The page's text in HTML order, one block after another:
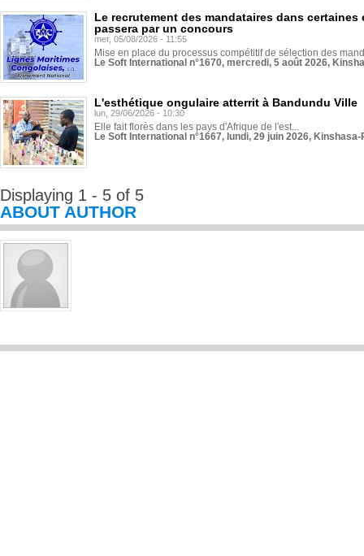
Le recrutement des mandataires dans
passera par un concours
mer, 05/08/2026 - 11:55
Mise en place du processus compétitif de sélection des
Le Soft International n°1670, mercredi, 5 août 2026,
L'esthétique ongulaire atterrit à Bandundu Ville
lun, 29/06/2026 - 10:30
Elle fait florès dans les pays d'Afrique de l'est...
Le Soft International n°1667, lundi, 29 juin 2026,
Displaying 1 - 5 of 5
ABOUT AUTHOR